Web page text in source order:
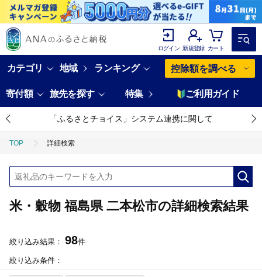
ログイン 新規登録 カート
カテゴリ 地域 ランキング 控除額を調べる
寄付額 旅先を探す 特集 ご利用ガイド
「ふるさとチョイス」システム連携に関して
TOP 詳細検索
米・穀物 福島県 二本松市の詳細検索結果
絞り込み結果： 98件
絞り込み条件：